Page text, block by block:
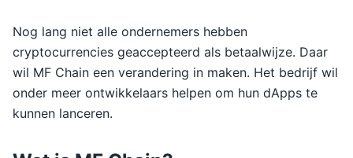
Nog lang niet alle ondernemers hebben
cryptocurrencies geaccepteerd als betaalwijze. Daar
wil MF Chain een verandering in maken. Het bedrijf wil
onder meer ontwikkelaars helpen om hun dApps te
kunnen lanceren.